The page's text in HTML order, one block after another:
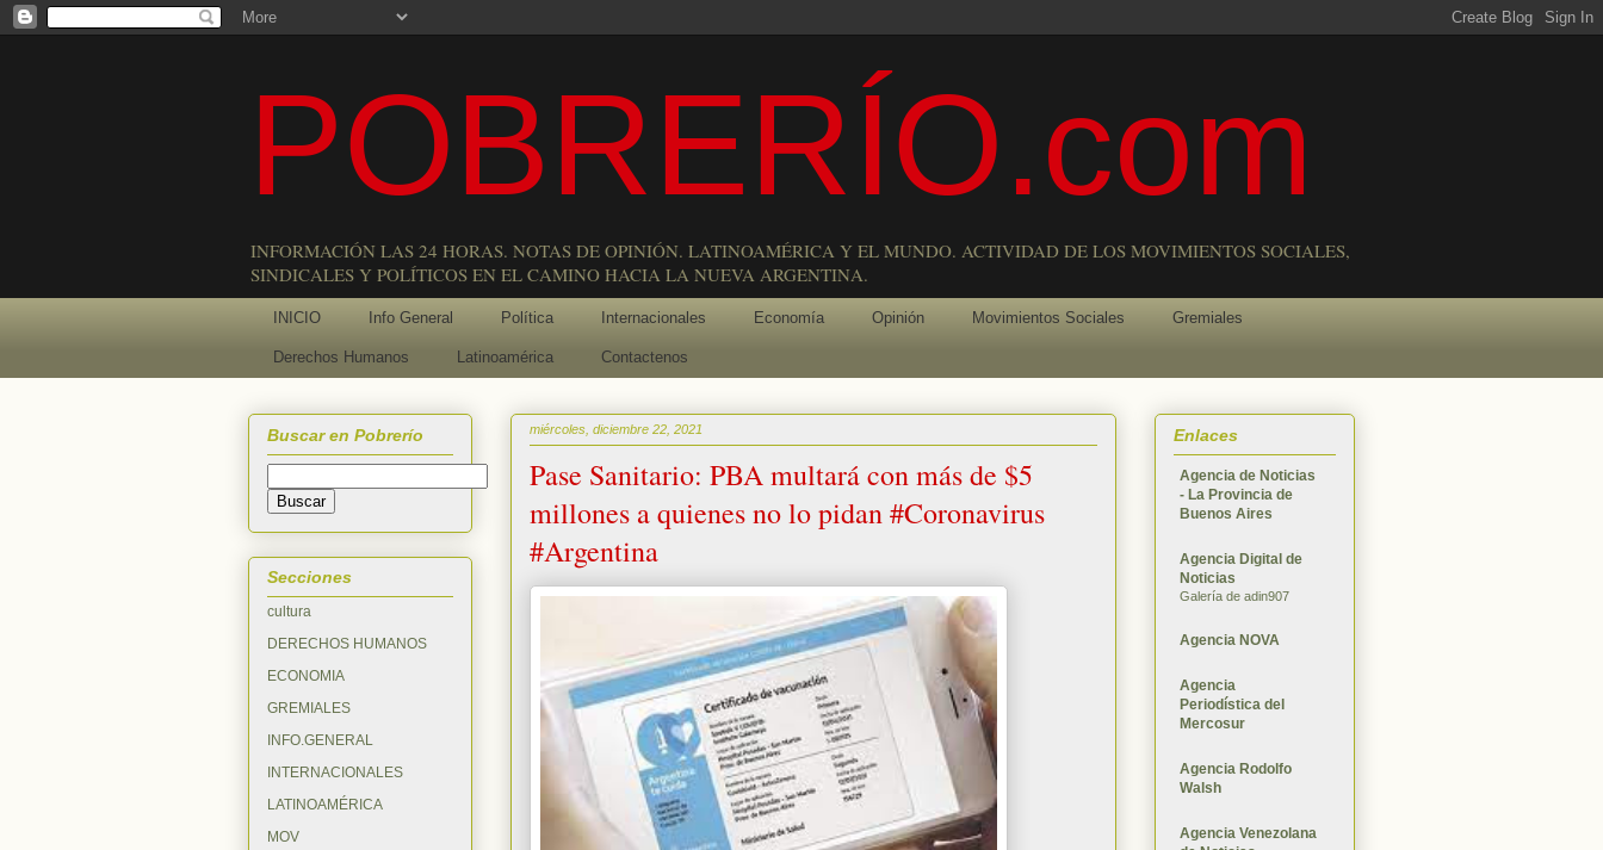
POBRERÍO.com
INFORMACIÓN LAS 24 HORAS. NOTAS DE OPINIÓN. LATINOAMÉRICA Y EL MUNDO. ACTIVIDAD DE LOS MOVIMIENTOS SOCIALES,
SINDICALES Y POLÍTICOS EN EL CAMINO HACIA LA NUEVA ARGENTINA.
INICIO Info General Política Internacionales Economía Opinión Movimientos Sociales Gremiales
Derechos Humanos Latinoamérica Contactenos
miércoles, diciembre 22, 2021
Pase Sanitario: PBA multará con más de $5
millones a quienes no lo pidan #Coronavirus
#Argentina
Buscar en Pobrerío
Secciones
cultura
DERECHOS HUMANOS
ECONOMIA
GREMIALES
INFO.GENERAL
INTERNACIONALES
LATINOAMÉRICA
MOV
Enlaces
Agencia de Noticias
- La Provincia de
Buenos Aires
Agencia Digital de
Noticias
Galería de adin907
Agencia NOVA
Agencia
Periodística del
Mercosur
Agencia Rodolfo
Walsh
Agencia Venezolana